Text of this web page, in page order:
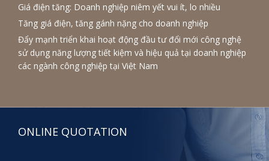
Giá điện tăng: Doanh nghiệp niêm yết vui ít, lo nhiều
Tăng giá điện, tăng gánh nặng cho doanh nghiệp
Đẩy mạnh triển khai hoạt động đầu tư đổi mới công nghệ
sử dụng năng lượng tiết kiệm và hiệu quả tại doanh nghiệp
các ngành công nghiệp tại Việt Nam
ONLINE QUOTATION